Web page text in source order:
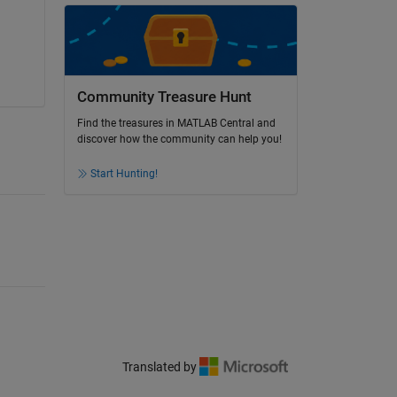
Community Treasure Hunt
Find the treasures in MATLAB Central and
discover how the community can help you!
Start Hunting!
Translated by